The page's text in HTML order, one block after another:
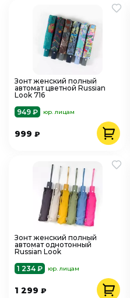
Зонт женский полный
автомат цветной Russian
Look 716
949 ₽
юр. лицам
999 ₽
Зонт женский полный
автомат однотонный
Russian Look
1 234 ₽
юр. лицам
1 299 ₽